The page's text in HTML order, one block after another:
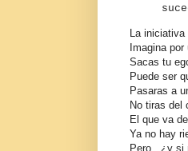
La
Imagina
Sacas tu
Puede ser
Pasaras a
No tiras del
El que va
Ya no hay
Pero...¿y si